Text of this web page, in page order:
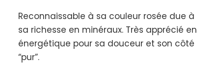
Reconnaissable à sa couleur rosée due à
sa richesse en minéraux. Très apprécié en
énergétique pour sa douceur et son côté
“pur”.